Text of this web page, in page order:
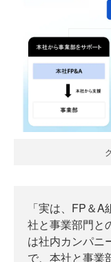
「実は、FP＆
社と事業部門と
は社内カンパニ
で、本社と事業